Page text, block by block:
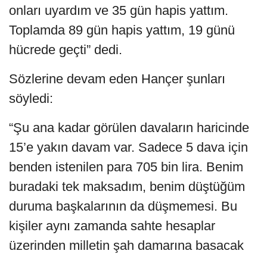
onları uyardım ve 35 gün hapis yattım.
Toplamda 89 gün hapis yattım, 19 günü
hücrede geçti” dedi.
Sözlerine devam eden Hançer şunları
söyledi:
“Şu ana kadar görülen davaların haricinde
15’e yakın davam var. Sadece 5 dava için
benden istenilen para 705 bin lira. Benim
buradaki tek maksadım, benim düştüğüm
duruma başkalarının da düşmemesi. Bu
kişiler aynı zamanda sahte hesaplar
üzerinden milletin şah damarına basacak